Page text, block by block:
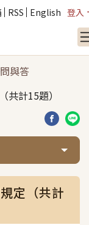
RSS English 登入
與答
共計15題）
分享到
分
定（共計